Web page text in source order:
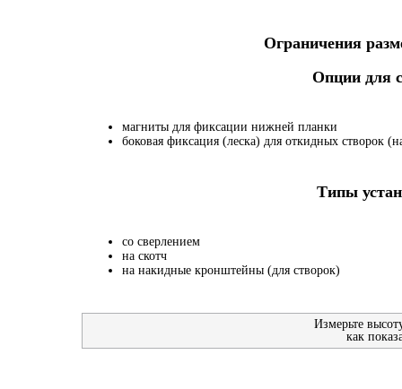
Ограничения
Опции для
магниты для фиксации нижней планки
боковая фиксация (леска) для откидных створок
Типы
со сверлением
на скотч
на накидные кронштейны (для створок)
Измерьте
как